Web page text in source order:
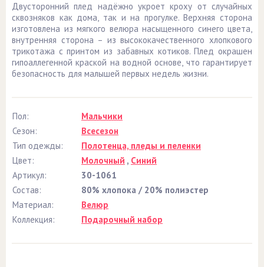
Двусторонний плед надёжно укроет кроху от случайных
сквозняков как дома, так и на прогулке. Верхняя сторона
изготовлена из мягкого велюра насыщенного синего цвета,
внутренняя сторона – из высококачественного хлопкового
трикотажа с принтом из забавных котиков. Плед окрашен
гипоаллегенной краской на водной основе, что гарантирует
безопасность для малышей первых недель жизни.
Пол:
Мальчики
Сезон:
Всесезон
Тип одежды:
Полотенца, пледы и пеленки
Цвет:
Молочный , Синий
Артикул:
30-1061
Состав:
80% хлопока / 20% полиэстер
Материал:
Велюр
Коллекция:
Подарочный набор